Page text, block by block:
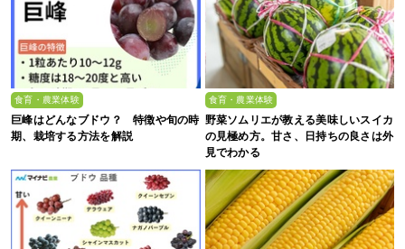
食育・農業体験
巨峰はどんなブドウ？ 特徴や旬の時
期、栽培する方法を解説
食育・農業体験
野菜ソムリエが教える美味しいスイカ
の見極め方。甘さ、日持ちの良さは外
見でわかる